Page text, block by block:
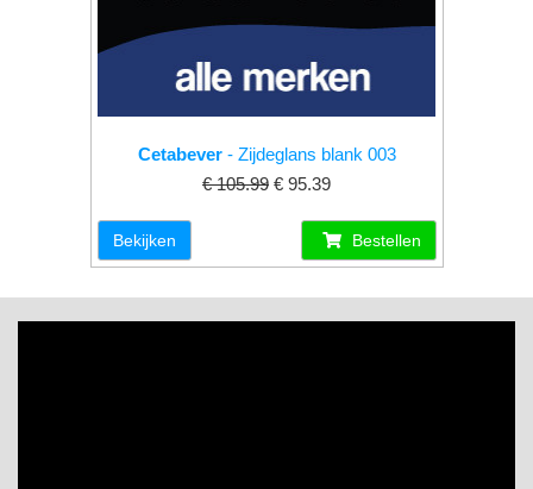
Cetabever- Zijdeglans blank 003
€ 105.99 € 95.39
Bekijken Bestellen